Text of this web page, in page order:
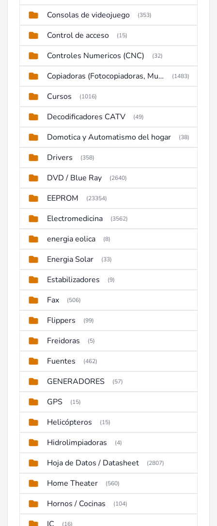
Consolas de videojuego (353)
Control de acceso (15)
Controles Numericos (CNC) (32)
Copiadoras (Fotocopiadoras, Multifunctions, Ploter, etc) (1483)
Cursos (1016)
Decodificadores CATV (49)
Domotica y Automatismo del hogar (38)
Drivers (358)
DVD / Blue Ray (2640)
EEPROM (23354)
Electromedicina (3562)
energia eolica (8)
Energia Solar (33)
Estabilizadores (9)
Fax (506)
Flippers (99)
Freidoras (5)
Fuentes (462)
GENERADORES (57)
GPS (15)
Helicópteros (15)
Hidrolimpiadoras (4)
Hoja de Datos / Datasheet (2807)
Home Theater (560)
Hornos / Cocinas (104)
(16)